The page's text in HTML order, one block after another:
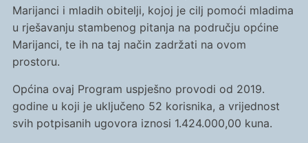
Marijanci i mladih obitelji, kojoj je cilj pomoći mladima
u rješavanju stambenog pitanja na području općine
Marijanci, te ih na taj način zadržati na ovom
prostoru.
Općina ovaj Program uspješno provodi od 2019.
godine u koji je uključeno 52 korisnika, a vrijednost
svih potpisanih ugovora iznosi 1.424.000,00 kuna.